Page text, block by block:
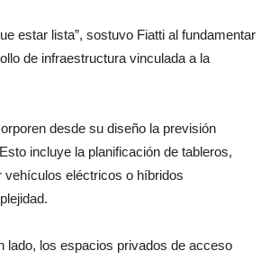
estar lista”, sostuvo Fiatti al fundamentar
de infraestructura vinculada a la
desde su diseño la previsión
incluye la planificación de tableros,
vehículos eléctricos o híbridos
lado, los espacios privados de acceso